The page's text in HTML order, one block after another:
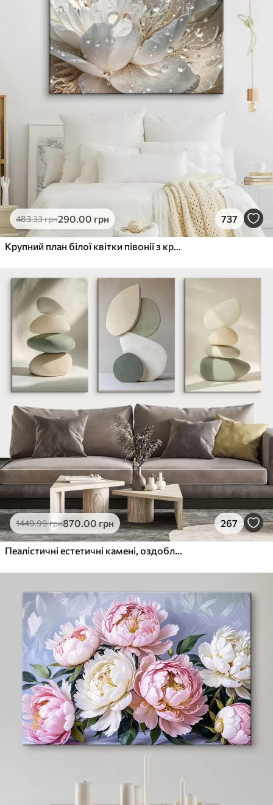
483.33грн290.00 грн 737
Крупний план білої квітки півонії з крапельками води на пелюстках на розмитому фоні
1449.99грн870.00 грн 267
Пеалістичні естетичні камені, оздоблення будинку, природне освітлення